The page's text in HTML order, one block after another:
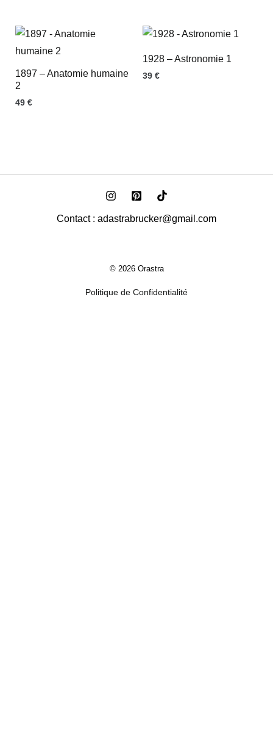
1897 – Anatomie humaine
2
49 €
1928 – Astronomie 1
39 €
Contact : adastrabrucker@gmail.com
© 2026 Orastra
Politique de Confidentialité